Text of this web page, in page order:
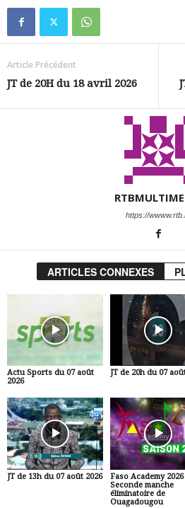
Article Précédent
JT de 20H du 18 avril 2026
https://
ARTICLES CONNEXES
Actu Sports du 07 août
2026
JT de 20h du 07
JT de 13h du 07 août 2026
Faso Academy 2026
Seconde manche
éliminatoire de
Ouagadougou